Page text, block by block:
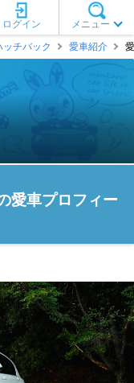
メニュー
ログイン
ッチバック 愛車紹介
愛車プロフィー